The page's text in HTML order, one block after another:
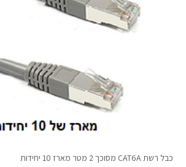
כבל רשת CAT6A מסוכך 2 מטר מארז 10 יחידות